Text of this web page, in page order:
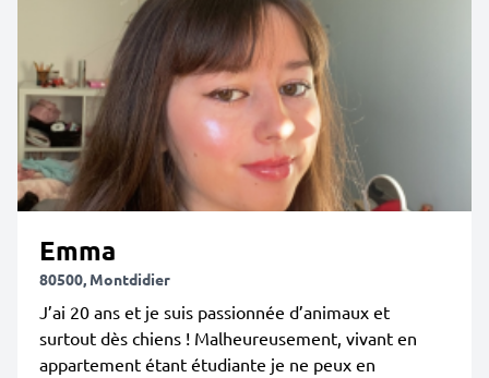
Emma
80500, Montdidier
J’ai 20 ans et je suis passionnée d’animaux et
surtout dès chiens ! Malheureusement, vivant en
appartement étant étudiante je ne peux en